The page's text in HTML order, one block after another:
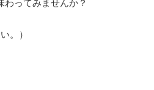
ってみませんか？
。）